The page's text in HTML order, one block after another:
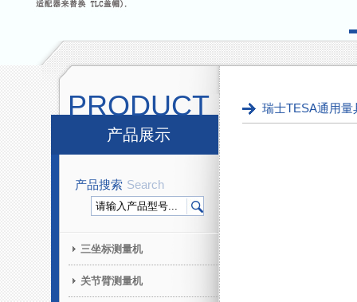
PRODUCT
产品展示
产品搜索 Search
三坐标测量机
关节臂测量机
瑞士TESA通用量